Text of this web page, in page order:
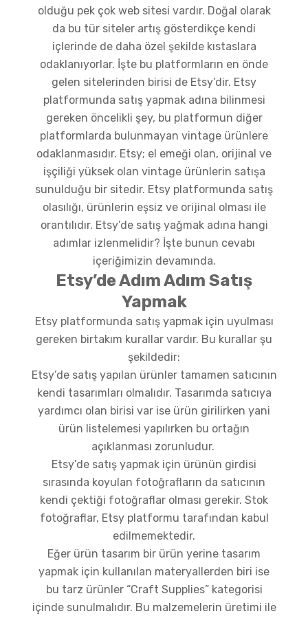
olduğu pek çok web sitesi vardır. Doğal olarak
da bu tür siteler artış gösterdikçe kendi
içlerinde de daha özel şekilde kıstaslara
odaklanıyorlar. İşte bu platformların en önde
gelen sitelerinden birisi de Etsy’dir. Etsy
platformunda satış yapmak adına bilinmesi
gereken öncelikli şey, bu platformun diğer
platformlarda bulunmayan vintage ürünlere
odaklanmasıdır. Etsy; el emeği olan, orijinal ve
işçiliği yüksek olan vintage ürünlerin satışa
sunulduğu bir sitedir. Etsy platformunda satış
olasılığı, ürünlerin eşsiz ve orijinal olması ile
orantılıdır. Etsy’de satış yağmak adına hangi
adımlar izlenmelidir? İşte bunun cevabı
içeriğimizin devamında.
Etsy’de Adım Adım Satış
Yapmak
Etsy platformunda satış yapmak için uyulması
gereken birtakım kurallar vardır. Bu kurallar şu
şekildedir:
Etsy’de satış yapılan ürünler tamamen satıcının
kendi tasarımları olmalıdır. Tasarımda satıcıya
yardımcı olan birisi var ise ürün girilirken yani
ürün listelemesi yapılırken bu ortağın
açıklanması zorunludur.
Etsy’de satış yapmak için ürünün girdisi
sırasında koyulan fotoğrafların da satıcının
kendi çektiği fotoğraflar olması gerekir. Stok
fotoğraflar, Etsy platformu tarafından kabul
edilmemektedir.
Eğer ürün tasarım bir ürün yerine tasarım
yapmak için kullanılan materyallerden biri ise
bu tarz ürünler “Craft Supplies” kategorisi
içinde sunulmalıdır. Bu malzemelerin üretimi ile